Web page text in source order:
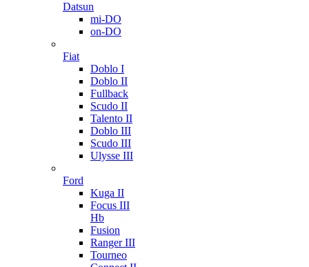
Datsun
mi-DO
on-DO
Fiat
Doblo I
Doblo II
Fullback
Scudo II
Talento II
Doblo III
Scudo III
Ulysse III
Ford
Kuga II
Focus III
Hb
Fusion
Ranger III
Tourneo